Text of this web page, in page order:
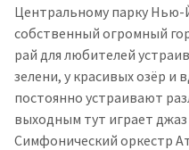
Центральному парку Нью-
собственный огромный
рай для любителей
зелени, у красивых озёр и
постоянно устраивают
выходным тут играет
Симфонический оркестр